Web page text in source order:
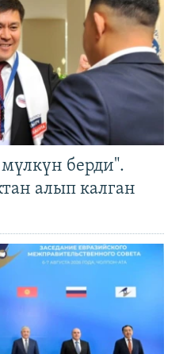
берди".
алып калган